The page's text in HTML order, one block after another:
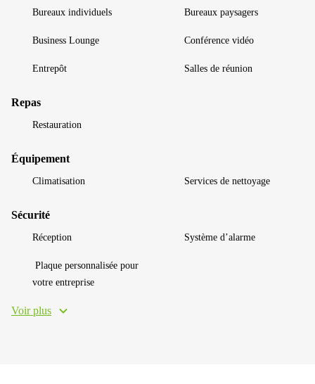
Bureaux individuels Bureaux paysagers
Business Lounge Conférence vidéo
Entrepôt Salles de réunion
Repas
Restauration
Équipement
Climatisation Services de nettoyage
Sécurité
Réception Système d’alarme
Plaque personnalisée pour
votre entreprise
Voir plus